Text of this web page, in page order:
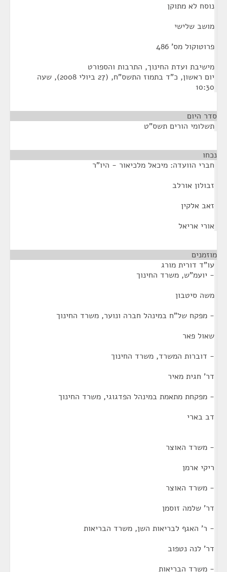
נוסח לא מתוקן
מושב שלישי
פרוטוקול מס' 486
מישיבת ועדת החינוך, התרבות והספורט
יום ראשון, כ"ד בתמוז התשס"ח, (27 ביולי 2008), שעה
10:30
סדר היום
תשלומי הורים תשס"ט
נכחו
חברי הוועדה: מיכאל מלכיאור - היו"ר
זבולון אורלב
זאב אלקין
אורי אריאל
מוזמנים
עו"ד דורית מורג
- יועמ"ש, משרד החינוך
משה סיטבון
- מפקח של"ח במינהל חברה ונוער, משרד החינוך
שאול פאר
- דוברות המשרד, משרד החינוך
דר' חגית מאיר
- מפקחת מתאמת במינהל הפדגוגי, משרד החינוך
דב בארי
- משרד האוצר
ריקי ארמן
- משרד האוצר
דר' שלמה זוסמן
- ר' האגף לבריאות השן, משרד הבריאות
דר' לנה נטפוב
- משרד הבריאות